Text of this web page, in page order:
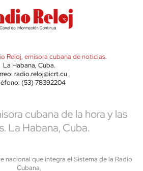
Reloj, emisora cubana de noticias.
La Habana, Cuba.
radio.reloj@icrt.cu
(53) 78392204
cubana de la hora y las
La Habana, Cuba.
nacional que integra el Sistema de la Radio
Cubana,